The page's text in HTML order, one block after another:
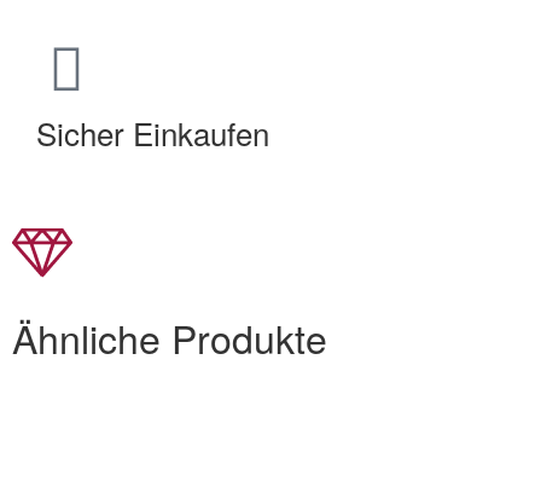
Sicher Einkaufen
Ähnliche Produkte